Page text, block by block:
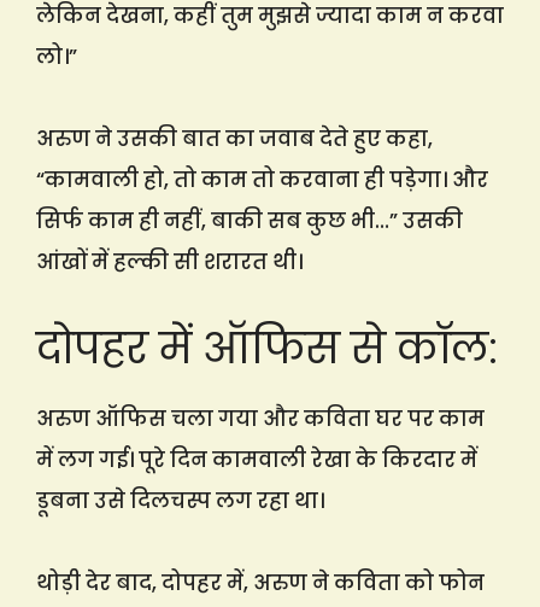
लेकिन देखना, कहीं तुम मुझसे ज्यादा काम न करवा
लो।”
अरुण ने उसकी बात का जवाब देते हुए कहा,
“कामवाली हो, तो काम तो करवाना ही पड़ेगा। और
सिर्फ काम ही नहीं, बाकी सब कुछ भी…” उसकी
आंखों में हल्की सी शरारत थी।
दोपहर में ऑफिस से कॉल:
अरुण ऑफिस चला गया और कविता घर पर काम
में लग गई। पूरे दिन कामवाली रेखा के किरदार में
डूबना उसे दिलचस्प लग रहा था।
थोड़ी देर बाद, दोपहर में, अरुण ने कविता को फोन